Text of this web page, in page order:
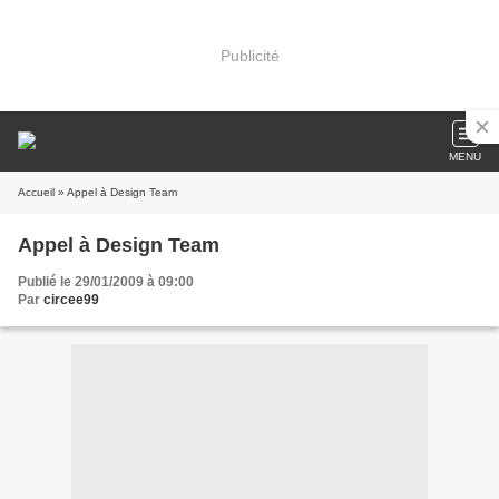
Publicité
MENU
Accueil » Appel à Design Team
Appel à Design Team
Publié le 29/01/2009 à 09:00
Par circee99